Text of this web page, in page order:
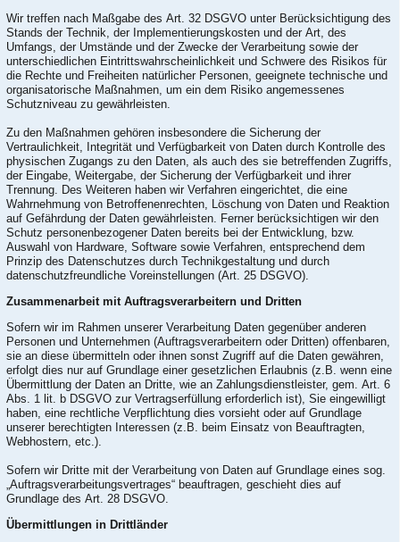
Wir treffen nach Maßgabe des Art. 32 DSGVO unter Berücksichtigung des
Stands der Technik, der Implementierungskosten und der Art, des
Umfangs, der Umstände und der Zwecke der Verarbeitung sowie der
unterschiedlichen Eintrittswahrscheinlichkeit und Schwere des Risikos für
die Rechte und Freiheiten natürlicher Personen, geeignete technische und
organisatorische Maßnahmen, um ein dem Risiko angemessenes
Schutzniveau zu gewährleisten.
Zu den Maßnahmen gehören insbesondere die Sicherung der
Vertraulichkeit, Integrität und Verfügbarkeit von Daten durch Kontrolle des
physischen Zugangs zu den Daten, als auch des sie betreffenden Zugriffs,
der Eingabe, Weitergabe, der Sicherung der Verfügbarkeit und ihrer
Trennung. Des Weiteren haben wir Verfahren eingerichtet, die eine
Wahrnehmung von Betroffenenrechten, Löschung von Daten und Reaktion
auf Gefährdung der Daten gewährleisten. Ferner berücksichtigen wir den
Schutz personenbezogener Daten bereits bei der Entwicklung, bzw.
Auswahl von Hardware, Software sowie Verfahren, entsprechend dem
Prinzip des Datenschutzes durch Technikgestaltung und durch
datenschutzfreundliche Voreinstellungen (Art. 25 DSGVO).
Zusammenarbeit mit Auftragsverarbeitern und Dritten
Sofern wir im Rahmen unserer Verarbeitung Daten gegenüber anderen
Personen und Unternehmen (Auftragsverarbeitern oder Dritten) offenbaren,
sie an diese übermitteln oder ihnen sonst Zugriff auf die Daten gewähren,
erfolgt dies nur auf Grundlage einer gesetzlichen Erlaubnis (z.B. wenn eine
Übermittlung der Daten an Dritte, wie an Zahlungsdienstleister, gem. Art. 6
Abs. 1 lit. b DSGVO zur Vertragserfüllung erforderlich ist), Sie eingewilligt
haben, eine rechtliche Verpflichtung dies vorsieht oder auf Grundlage
unserer berechtigten Interessen (z.B. beim Einsatz von Beauftragten,
Webhostern, etc.).
Sofern wir Dritte mit der Verarbeitung von Daten auf Grundlage eines sog.
„Auftragsverarbeitungsvertrages“ beauftragen, geschieht dies auf
Grundlage des Art. 28 DSGVO.
Übermittlungen in Drittländer